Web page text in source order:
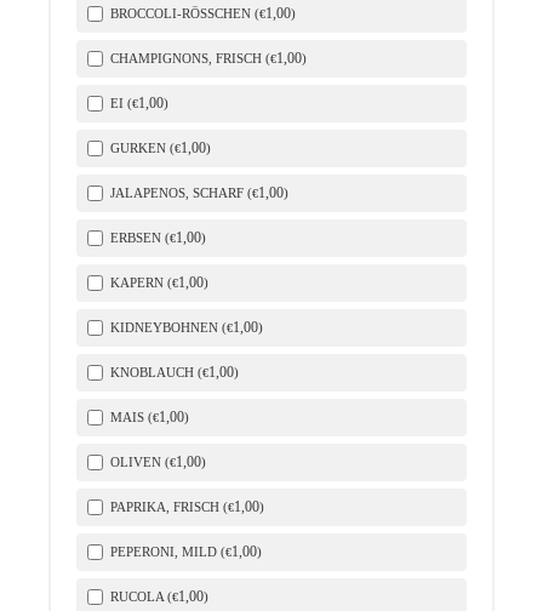
BROCCOLI-RÖSSCHEN (€1,00)
CHAMPIGNONS, FRISCH (€1,00)
EI (€1,00)
GURKEN (€1,00)
JALAPENOS, SCHARF (€1,00)
ERBSEN (€1,00)
KAPERN (€1,00)
KIDNEYBOHNEN (€1,00)
KNOBLAUCH (€1,00)
MAIS (€1,00)
OLIVEN (€1,00)
PAPRIKA, FRISCH (€1,00)
PEPERONI, MILD (€1,00)
RUCOLA (€1,00)